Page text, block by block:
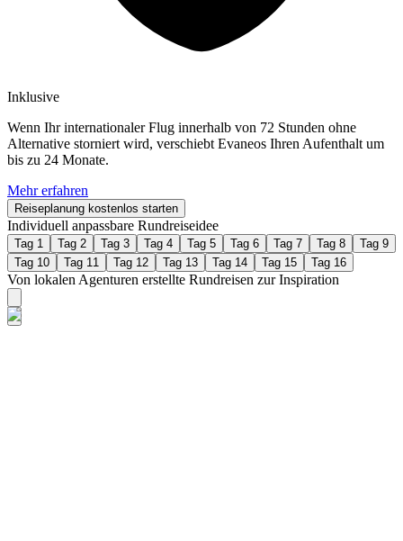
Inklusive
Wenn Ihr internationaler Flug innerhalb von 72 Stunden ohne
Alternative storniert wird, verschiebt Evaneos Ihren Aufenthalt um
bis zu 24 Monate.
Mehr erfahren
Reiseplanung kostenlos starten
Individuell anpassbare Rundreiseidee
Tag 1 Tag 2 Tag 3 Tag 4 Tag 5 Tag 6 Tag 7 Tag 8
Tag 9
Tag 10
Tag 11 Tag 12 Tag 13 Tag 14 Tag 15 Tag 16
Von lokalen Agenturen erstellte Rundreisen zur Inspiration